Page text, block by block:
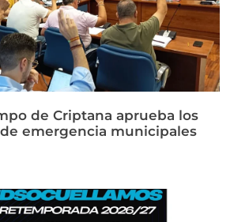
de Criptana aprueba los
emergencia municipales